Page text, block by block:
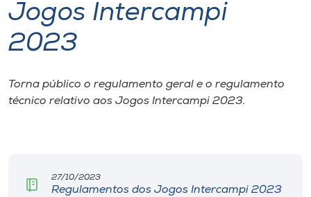
I.nova
Cultura
Biblioteca
Jogos Intercampi
2023
Torna público o regulamento geral e o regulamento
técnico relativo aos Jogos Intercampi 2023.
27/10/2023
Regulamentos dos Jogos Intercampi 2023